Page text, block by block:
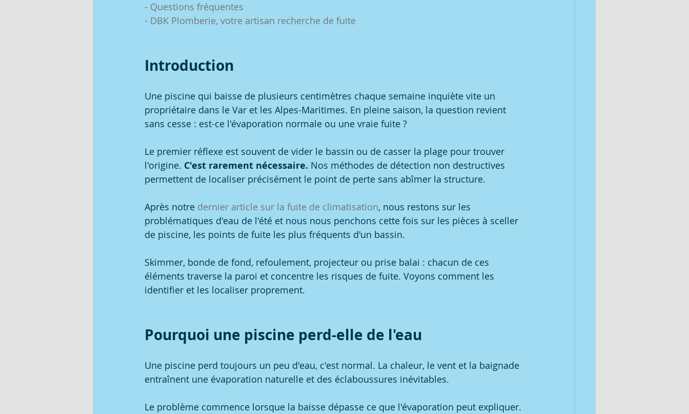
- Questions fréquentes
- DBK Plomberie, votre artisan recherche de fuite
Introduction
Une piscine qui baisse de plusieurs centimètres chaque semaine inquiète vite un
propriétaire dans le Var et les Alpes-Maritimes. En pleine saison, la question revient
sans cesse : est-ce l'évaporation normale ou une vraie fuite ?
Le premier réflexe est souvent de vider le bassin ou de casser la plage pour trouver
l'origine. C'est rarement nécessaire. Nos méthodes de détection non destructives
permettent de localiser précisément le point de perte sans abîmer la structure.
Après notre dernier article sur la fuite de climatisation, nous restons sur les
problématiques d'eau de l'été et nous nous penchons cette fois sur les pièces à sceller
de piscine, les points de fuite les plus fréquents d'un bassin.
Skimmer, bonde de fond, refoulement, projecteur ou prise balai : chacun de ces
éléments traverse la paroi et concentre les risques de fuite. Voyons comment les
identifier et les localiser proprement.
Pourquoi une piscine perd-elle de l'eau
Une piscine perd toujours un peu d'eau, c'est normal. La chaleur, le vent et la baignade
entraînent une évaporation naturelle et des éclaboussures inévitables.
Le problème commence lorsque la baisse dépasse ce que l'évaporation peut expliquer.